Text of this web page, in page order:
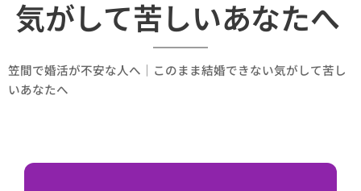
気がして苦しいあなたへ
笠間で婚活が不安な人へ｜このまま結婚できない気がして苦し
いあなたへ